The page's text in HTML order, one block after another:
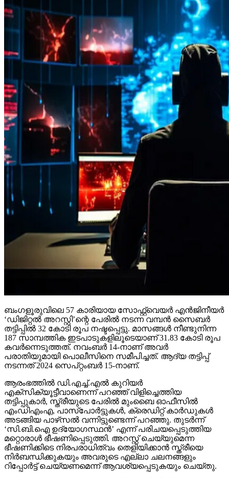
ബംഗളൂരുവിലെ 57 കാരിയായ സോഫ്റ്റ്വെയര്‍ എന്‍ജിനീയര്‍
‘ഡിജിറ്റല്‍ അറസ്റ്റി’ന്റെ പേരില്‍ നടന്ന വമ്പന്‍ സൈബര്‍
തട്ടിപ്പില്‍ 32 കോടി രൂപ നഷ്ടപ്പെട്ടു. മാസങ്ങള്‍ നീണ്ടുനിന്ന
187 സാമ്പത്തിക ഇടപാടുകളിലൂടെയാണ് 31.83 കോടി രൂപ
കവര്‍ന്നെടുത്തത്. നവംബര്‍ 14-നാണ് അവര്‍
പരാതിയുമായി പൊലീസിനെ സമീപിച്ചത്. ആദ്യ തട്ടിപ്പ്
നടന്നത് 2024 സെപ്റ്റംബര്‍ 15-നാണ്.
ആരംഭത്തില്‍ ഡി.എച്ച്.എല്‍ കുറിയര്‍
എക്‌സിക്യൂട്ടീവാണെന്ന് പറഞ്ഞ് വിളിച്ചെത്തിയ
തട്ടിപ്പുകാര്‍, സ്ത്രീയുടെ പേരില്‍ മുംബൈ ഓഫീസില്‍
എംഡിഎംഎ, പാസ്പോര്‍ട്ടുകള്‍, ക്രെഡിറ്റ് കാര്‍ഡുകള്‍
അടങ്ങിയ പാഴ്‌സല്‍ വന്നിട്ടുണ്ടെന്ന് പറഞ്ഞു. തുടര്‍ന്ന്
‘സി.ബി.ഐ ഉദ്യോഗസ്ഥന്‍’ എന്ന് പരിചയപ്പെടുത്തിയ
മറ്റൊരാള്‍ ഭീഷണിപ്പെടുത്തി. അറസ്റ്റ് ചെയ്യുമെന്ന
ഭീഷണിക്കിടെ നിരപരാധിത്വം തെളിയിക്കാന്‍ സ്ത്രീയെ
നിര്‍ബന്ധിക്കുകയും അവരുടെ എല്ലാ ചലനങ്ങളും
റിപ്പോര്‍ട്ട് ചെയ്യണമെന്ന് ആവശ്യപ്പെടുകയും ചെയ്തു.